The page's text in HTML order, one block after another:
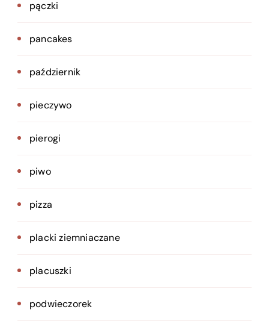
pączki
pancakes
październik
pieczywo
pierogi
piwo
pizza
placki ziemniaczane
placuszki
podwieczorek